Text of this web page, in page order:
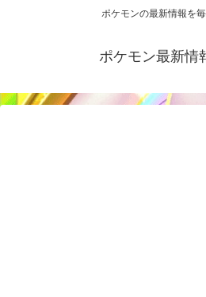
ポケモンの最新情報を毎
ポケモン最新情